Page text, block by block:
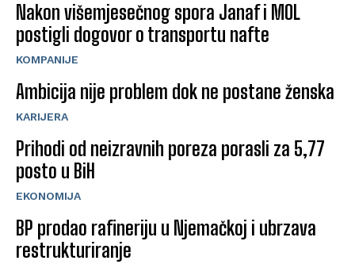
Nakon višemjesečnog spora Janaf i MOL
postigli dogovor o transportu nafte
KOMPANIJE
Ambicija nije problem dok ne postane ženska
KARIJERA
Prihodi od neizravnih poreza porasli za 5,77
posto u BiH
EKONOMIJA
BP prodao rafineriju u Njemačkoj i ubrzava
restrukturiranje